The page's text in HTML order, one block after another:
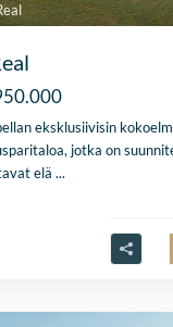
eksklusiivisin
jotka on
elä...